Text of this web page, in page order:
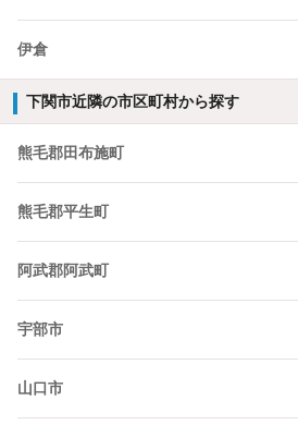
伊倉
下関市近隣の市区町村から探す
熊毛郡田布施町
熊毛郡平生町
阿武郡阿武町
宇部市
山口市